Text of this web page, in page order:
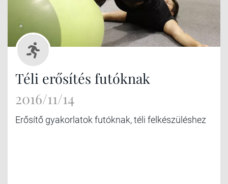
Téli erősítés futóknak
2016/11/14
Erősítő gyakorlatok futóknak, téli felkészüléshez